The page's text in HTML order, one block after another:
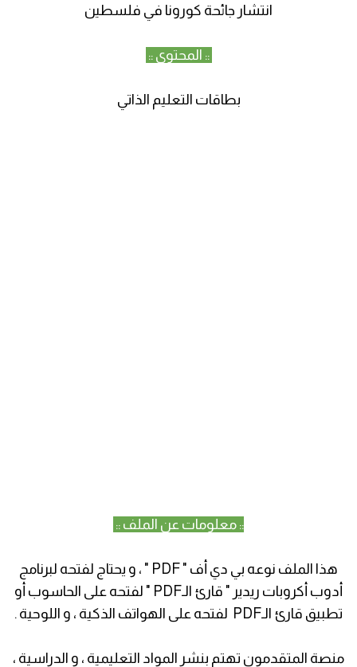
انتشار جائحة كورونا في فلسطين
:: المحتوى ::
بطاقات التعليم الذاتي
:: معلومات عن الملف ::
هذا الملف نوعه بي دي أف " PDF " ، و يحتاج لفتحه لبرنامج
أدوب أكروبات ريدير " قارئ الـPDF " لفتحه على الحاسوب أو
تطبيق قارئ الـPDF لفتحه على الهواتف الذكية ، و اللوحية .
منصة المتقدمون تهتم بنشر المواد التعليمية ، و الدراسية ،